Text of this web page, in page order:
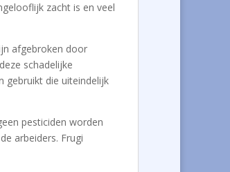
zacht is en veel
afgebroken door
schadelijke
gebruikt die uiteindelijk
pesticiden worden
arbeiders. Frugi